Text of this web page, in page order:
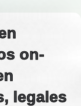
on-
legales